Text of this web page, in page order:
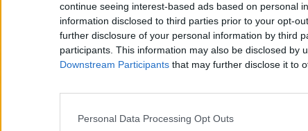
continue seeing interest-based ads based on personal
information disclosed to third parties prior to your opt-
further disclosure of your personal information by third
participants. This information may also be disclosed by
Downstream Participants that may further disclose it to
Personal Data Processing Opt Outs